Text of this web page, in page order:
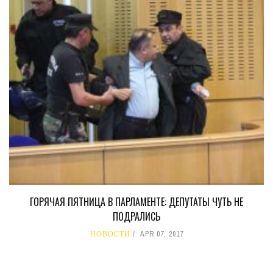
ГОРЯЧАЯ ПЯТНИЦА В ПАРЛАМЕНТЕ: ДЕПУТАТЫ ЧУТЬ НЕ
ПОДРАЛИСЬ
НОВОСТИ APR 07, 2017